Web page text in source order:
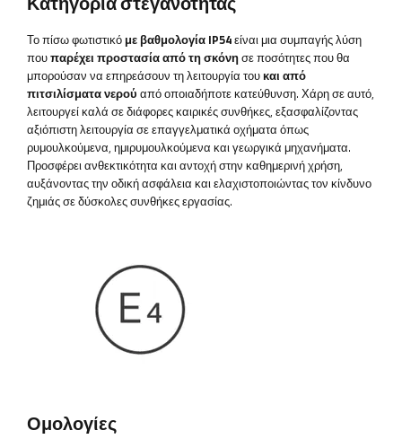
Το πίσω φωτιστικό με βαθμολογία IP54είναι μια συμπαγής λύση
πουπαρέχει προστασία από τη σκόνησε ποσότητες που θα
μπορούσαν να επηρεάσουν τη λειτουργία του και από
πιτσιλίσματα νερού από οποιαδήποτε κατεύθυνση. Χάρη σε αυτό,
λειτουργεί καλά σε διάφορες καιρικές συνθήκες, εξασφαλίζοντας
αξιόπιστη λειτουργία σε επαγγελματικά οχήματα όπως
ρυμουλκούμενα, ημιρυμουλκούμενα και γεωργικά μηχανήματα.
Προσφέρει ανθεκτικότητα και αντοχή στην καθημερινή χρήση,
αυξάνοντας την οδική ασφάλεια και ελαχιστοποιώντας τον κίνδυνο
ζημιάς σε δύσκολες συνθήκες εργασίας.
Ομολογίες